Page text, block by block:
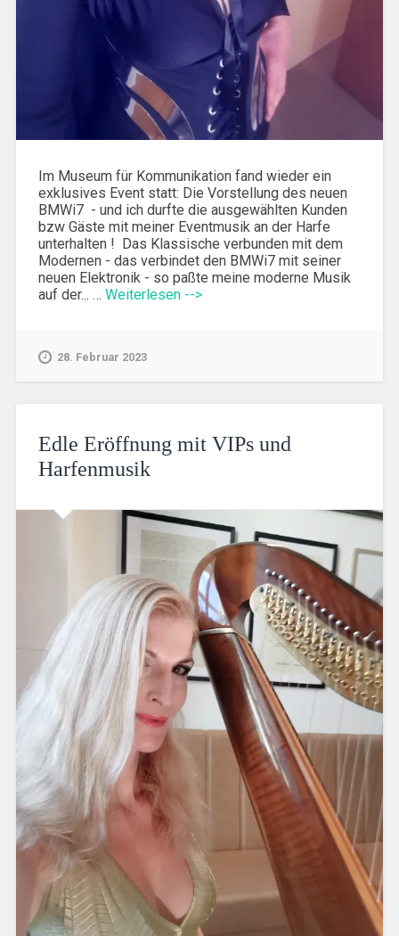
Im Museum für Kommunikation fand wieder ein
exklusives Event statt: Die Vorstellung des neuen
BMWi7 - und ich durfte die ausgewählten Kunden
bzw Gäste mit meiner Eventmusik an der Harfe
unterhalten ! Das Klassische verbunden mit dem
Modernen - das verbindet den BMWi7 mit seiner
neuen Elektronik - so paßte meine moderne Musik
auf der... … Weiterlesen -->
28. Februar 2023
Edle Eröffnung mit VIPs und
Harfenmusik